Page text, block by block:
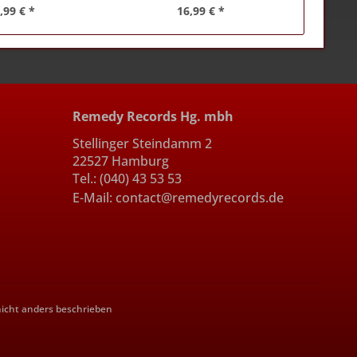
€ * 16,99 € *
Remedy Records Hg. mbh
Stellinger Steindamm 2
22527 Hamburg
Tel.: (040) 43 53 53
E-Mail: contact@remedyrecords.de
anders beschrieben